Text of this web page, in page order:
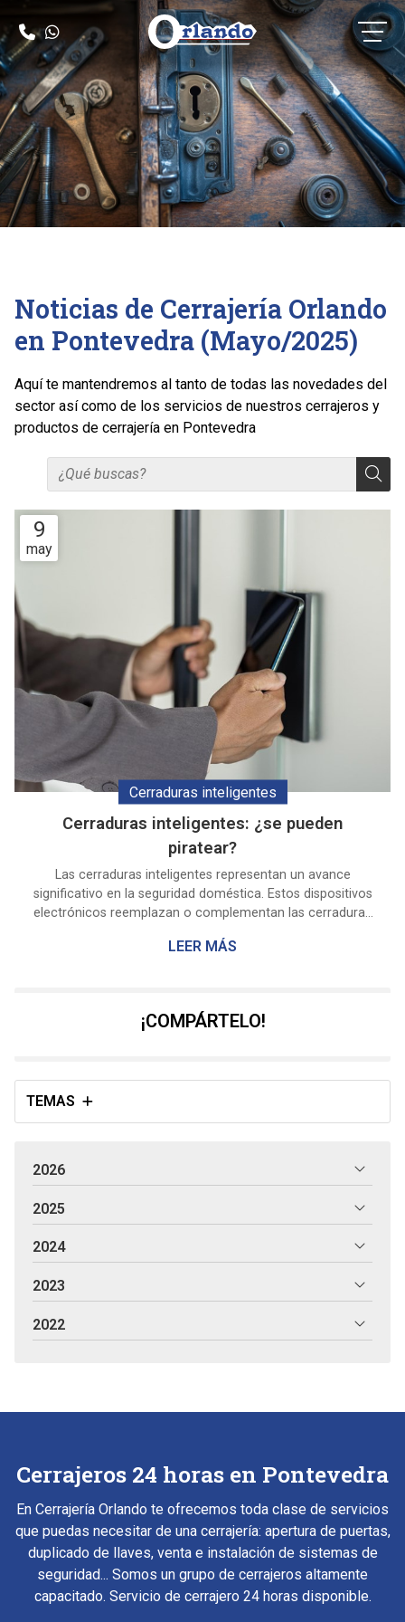
Noticias de Cerrajería Orlando
en Pontevedra (Mayo/2025)
Aquí te mantendremos al tanto de todas las novedades del
sector así como de los servicios de nuestros cerrajeros y
productos de cerrajería en Pontevedra
TEMAS
9
may
Cerraduras inteligentes: ¿se pueden
piratear?
Cerraduras inteligentes
Las cerraduras inteligentes representan un avance
significativo en la seguridad doméstica. Estos dispositivos
electrónicos reemplazan o complementan las cerraduras
acceso, como códigos PIN, huellas dactilares,
inteligentes en Pontevedra, en Cerrajería Orlando hemos
escuchado muchas veces la pregunta que da pie a este
LEER MÁS
¡COMPÁRTELO!
2026
2025
2024
2023
2022
Cerrajeros 24 horas en Pontevedra
En Cerrajería Orlando te ofrecemos toda clase de servicios
que puedas necesitar de una cerrajería: apertura de puertas,
duplicado de llaves, venta e instalación de sistemas de
seguridad... Somos un grupo de cerrajeros altamente
capacitado. Servicio de cerrajero 24 horas disponible.